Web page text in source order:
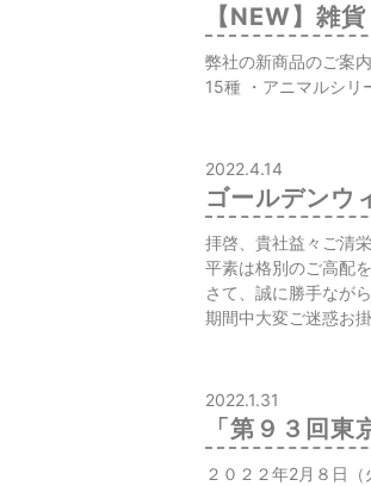
【NEW】雑
弊社の新商品のご案
15種 ・アニマルシ
2022.4.14
ゴールデンウ
拝啓、貴社益々ご清
平素は格別のご高配
さて、誠に勝手なが
期間中大変ご迷惑お
2022.1.31
「第９３回
２０２２年2月８日